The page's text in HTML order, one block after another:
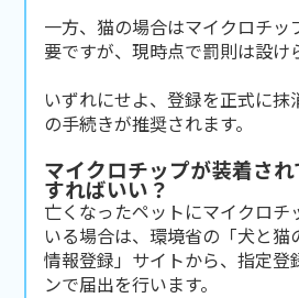
一方、猫の場合はマイクロチッ
要ですが、現時点で罰則は設け
いずれにせよ、登録を正式に抹
の手続きが推奨されます。
マイクロチップが装着さ
すればいい？
亡くなったペットにマイクロチ
いる場合は、環境省の 「犬と
情報登録」 サイトから、指定登
ンで届出を行います。